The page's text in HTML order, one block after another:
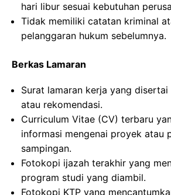
hari libur sesuai kebutuhan
Tidak memiliki catatan kriminal
pelanggaran hukum sebelumnya.
Berkas Lamaran
Surat lamaran kerja yang
atau rekomendasi.
Curriculum Vitae (CV) terbaru
informasi mengenai proyek atau
sampingan.
Fotokopi ijazah terakhir yang
program studi yang diambil.
Fotokopi KTP yang